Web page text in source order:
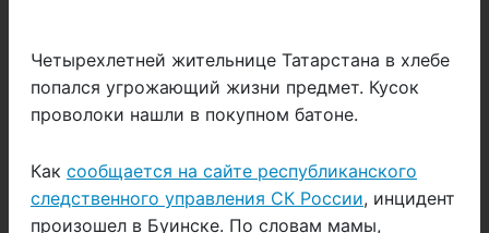
Четырехлетней жительнице Татарстана в хлебе
попался угрожающий жизни предмет. Кусок
проволоки нашли в покупном батоне.
Как сообщается на сайте республиканского
следственного управления СК России, инцидент
произошел в Буинске. По словам мамы,